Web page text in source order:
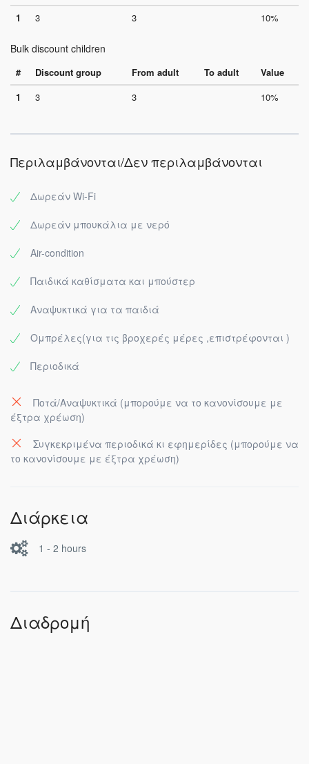
1
3 3 10%
Bulk discount children
# Discount group From adult To adult
Value
1
3 3 10%
Περιλαμβάνονται/Δεν περιλαμβάνονται
Δωρεάν Wi-Fi
Δωρεάν μπουκάλια με νερό
Air-condition
Παιδικά καθίσματα και μπούστερ
Αναψυκτικά για τα παιδιά
Ομπρέλες(για τις βροχερές μέρες ,επιστρέφονται )
Περιοδικά
Ποτά/Αναψυκτικά (μπορούμε να το κανονίσουμε με
έξτρα χρέωση)
Συγκεκριμένα περιοδικά κι εφημερίδες (μπορούμε να
το κανονίσουμε με έξτρα χρέωση)
Διάρκεια
1 - 2 hours
Διαδρομή